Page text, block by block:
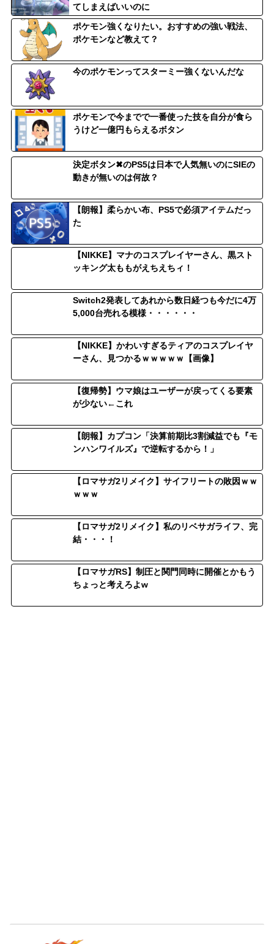
てしまえばいいのに
ポケモン強くなりたい。おすすめの強い戦法、
ポケモンなど教えて？
今のポケモンってスターミー強くないんだな
ポケモンで今までで一番使った技を自分が食ら
うけど一億円もらえるボタン
決定ボタン✖のPS5は日本で人気無いのにSIEの
動きが無いのは何故？
【朗報】柔らかい布、PS5で必須アイテムだっ
た
【NIKKE】マナのコスプレイヤーさん、黒スト
ッキング太ももがえちえちィ！
Switch2発表してあれから数日経つも今だに4万
5,000台売れる模様・・・・・・
【NIKKE】かわいすぎるティアのコスプレイヤ
ーさん、見つかるｗｗｗｗｗ【画像】
【復帰勢】ウマ娘はユーザーが戻ってくる要素
が少ない←これ
【朗報】カプコン「決算前期比3割減益でも『モ
ンハンワイルズ』で逆転するから！」
【ロマサガ2リメイク】サイフリートの敗因ｗｗ
ｗｗｗ
【ロマサガ2リメイク】私のリベサガライフ、完
結・・・！
【ロマサガRS】制圧と関門同時に開催とかもう
ちょっと考えろよw